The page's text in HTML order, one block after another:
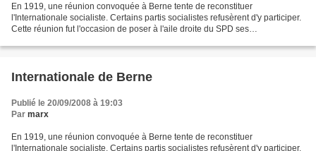
En 1919, une réunion convoquée à Berne tente de reconstituer
l'Internationale socialiste. Certains partis socialistes refusèrent d'y participer.
Cette réunion fut l'occasion de poser à l'aile droite du SPD ses
Internationale de Berne
Publié le 20/09/2008 à 19:03
Par marx
En 1919, une réunion convoquée à Berne tente de reconstituer
l'Internationale socialiste. Certains partis socialistes refusèrent d'y participer.